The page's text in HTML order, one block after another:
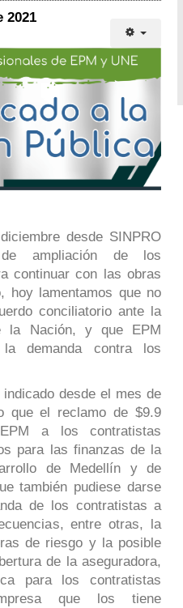
2021
desde SINPRO
ampliación de los
continuar con las obras
hoy lamentamos que no
conciliatorio ante la
la Nación, y que EPM
demanda contra los
desde el mes de
que el reclamo de $9.9
a los contratistas
para las finanzas de la
de Medellín y de
también pudiese darse
de los contratistas a
entre otras, la
de riesgo y la posible
de la aseguradora,
para los contratistas
que los tiene